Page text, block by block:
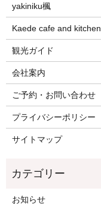
yakiniku楓
Kaede cafe and kitchen
観光ガイド
会社案内
ご予約・お問い合わせ
プライバシーポリシー
サイトマップ
お知らせ